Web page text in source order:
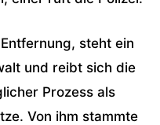
steht ein
und reibt sich die
Prozess als
Von ihm stammte